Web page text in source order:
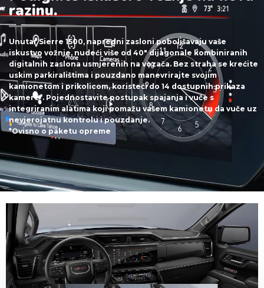
razinu.
Unutar Sierre 1500, napredni zasloni poboljšavaju vaše
iskustvo vožnje, nudeći više od 40" dijagonale kombiniranih
digitalnih zaslona usmjerenih na vozača. Bez straha se krećite
uskim parkiralištima i pouzdano manevrirajte svojim
kamionetom i prikolicom, koristeći do 14 dostupnih prikaza
kamere*. Pojednostavite postupak spajanja i vuče s
integriranim alatima koji pomažu vašem kamionetu da vuče uz
nevjerojatnu kontrolu i pouzdanje.
*Ovisno o paketu opreme